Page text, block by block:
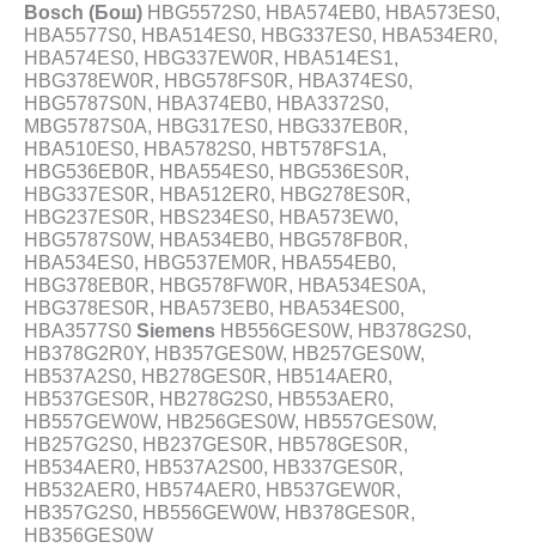
Bosch (Бош) HBG5572S0, HBA574EB0, HBA573ES0,
HBA5577S0, HBA514ES0, HBG337ES0, HBA534ER0,
HBA574ES0, HBG337EW0R, HBA514ES1,
HBG378EW0R, HBG578FS0R, HBA374ES0,
HBG5787S0N, HBA374EB0, HBA3372S0,
MBG5787S0A, HBG317ES0, HBG337EB0R,
HBA510ES0, HBA5782S0, HBT578FS1A,
HBG536EB0R, HBA554ES0, HBG536ES0R,
HBG337ES0R, HBA512ER0, HBG278ES0R,
HBG237ES0R, HBS234ES0, HBA573EW0,
HBG5787S0W, HBA534EB0, HBG578FB0R,
HBA534ES0, HBG537EM0R, HBA554EB0,
HBG378EB0R, HBG578FW0R, HBA534ES0A,
HBG378ES0R, HBA573EB0, HBA534ES00,
HBA3577S0 Siemens HB556GES0W, HB378G2S0,
HB378G2R0Y, HB357GES0W, HB257GES0W,
HB537A2S0, HB278GES0R, HB514AER0,
HB537GES0R, HB278G2S0, HB553AER0,
HB557GEW0W, HB256GES0W, HB557GES0W,
HB257G2S0, HB237GES0R, HB578GES0R,
HB534AER0, HB537A2S00, HB337GES0R,
HB532AER0, HB574AER0, HB537GEW0R,
HB357G2S0, HB556GEW0W, HB378GES0R,
HB356GES0W